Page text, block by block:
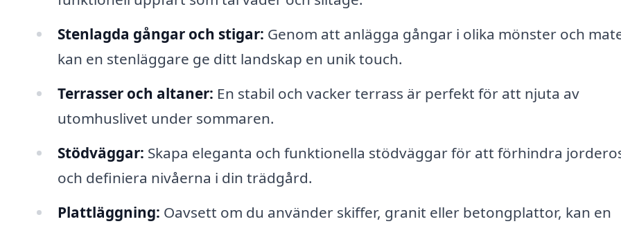
Stenlagda gångar och stigar: Genom att anlägga gångar i olika mönster och
kan en stenläggare ge ditt landskap en unik touch.
Terrasser och altaner: En stabil och vacker terrass är perfekt för att njuta av
utomhuslivet under sommaren.
Stödväggar: Skapa eleganta och funktionella stödväggar för att förhindra
och definiera nivåerna i din trädgård.
Plattläggning: Oavsett om du använder skiffer, granit eller betongplattor, kan en